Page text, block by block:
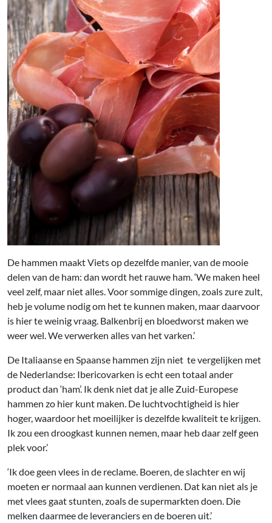
De hammen maakt Viets op dezelfde manier, van de mooie
delen van de ham: dan wordt het rauwe ham. ‘We maken heel
veel zelf, maar niet alles. Voor sommige dingen, zoals zure zult,
heb je volume nodig om het te kunnen maken, maar daarvoor
is hier te weinig vraag. Balkenbrij en bloedworst maken we
weer wel. We verwerken alles van het varken.’
De Italiaanse en Spaanse hammen zijn niet te vergelijken met
de Nederlandse: Ibericovarken is echt een totaal ander
product dan ‘ham’. Ik denk niet dat je alle Zuid-Europese
hammen zo hier kunt maken. De luchtvochtigheid is hier
hoger, waardoor het moeilijker is dezelfde kwaliteit te krijgen.
Ik zou een droogkast kunnen nemen, maar heb daar zelf geen
plek voor.’
‘Ik doe geen vlees in de reclame. Boeren, de slachter en wij
moeten er normaal aan kunnen verdienen. Dat kan niet als je
met vlees gaat stunten, zoals de supermarkten doen. Die
melken daarmee de leveranciers en de boeren uit.’